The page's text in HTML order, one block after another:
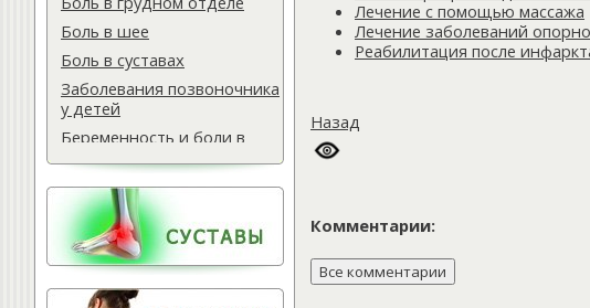
Боль в шее
Боль в суставах
Заболевания позвоночника
у детей
Беременность и боли в
Мази для спины
Массаж водителю
Самомассаж при
остеохондрозе
Поясничная грыжа
Лечение с помощью массажа
Лечение заболеваний
Реабилитация после
Назад
Комментарии: